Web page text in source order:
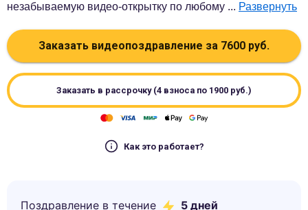
незабываемую видео-открытку по любому ... Развернуть
Заказать видеопоздравление за 7600 руб.
Заказать в рассрочку (4 взноса по 1900 руб.)
Как это работает?
Поздравление в течение 5 дней